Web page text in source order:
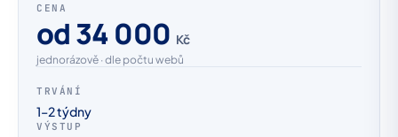
CENA
od 34 000 Kč
jednorázově · dle počtu webů
TRVÁNÍ
1–2 týdny
VÝSTUP